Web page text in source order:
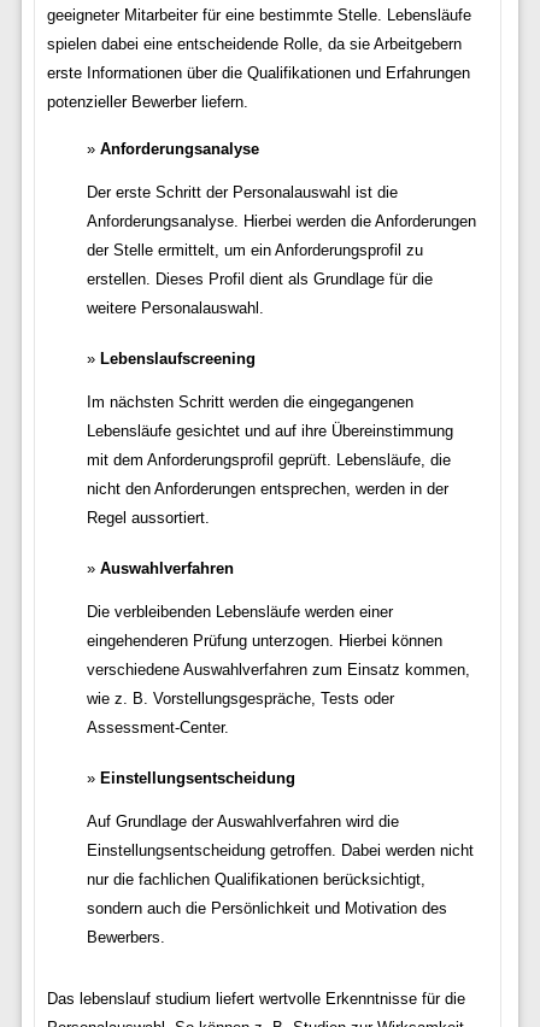
geeigneter Mitarbeiter für eine bestimmte Stelle. Lebensläufe
spielen dabei eine entscheidende Rolle, da sie Arbeitgebern
erste Informationen über die Qualifikationen und Erfahrungen
potenzieller Bewerber liefern.
Anforderungsanalyse
Der erste Schritt der Personalauswahl ist die
Anforderungsanalyse. Hierbei werden die Anforderungen
der Stelle ermittelt, um ein Anforderungsprofil zu
erstellen. Dieses Profil dient als Grundlage für die
weitere Personalauswahl.
Lebenslaufscreening
Im nächsten Schritt werden die eingegangenen
Lebensläufe gesichtet und auf ihre Übereinstimmung
mit dem Anforderungsprofil geprüft. Lebensläufe, die
nicht den Anforderungen entsprechen, werden in der
Regel aussortiert.
Auswahlverfahren
Die verbleibenden Lebensläufe werden einer
eingehenderen Prüfung unterzogen. Hierbei können
verschiedene Auswahlverfahren zum Einsatz kommen,
wie z. B. Vorstellungsgespräche, Tests oder
Assessment-Center.
Einstellungsentscheidung
Auf Grundlage der Auswahlverfahren wird die
Einstellungsentscheidung getroffen. Dabei werden nicht
nur die fachlichen Qualifikationen berücksichtigt,
sondern auch die Persönlichkeit und Motivation des
Bewerbers.
Das lebenslauf studium liefert wertvolle Erkenntnisse für die